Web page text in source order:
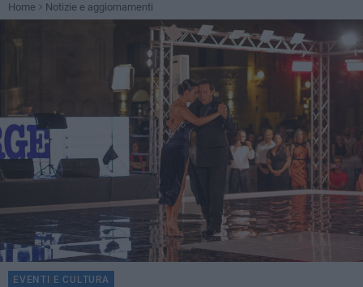
Home Notizie e aggiornamenti
EVENTI E CULTURA